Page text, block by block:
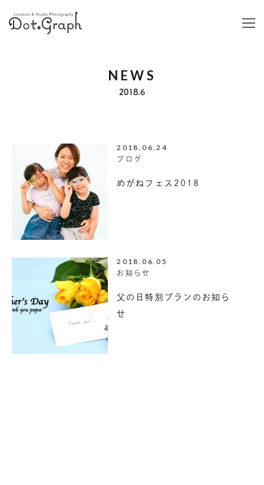
NEWS
2018.6
2018.06.24
ブログ
めがねフェス2018
2018.06.05
お知らせ
父の日特別プランのお知ら
せ